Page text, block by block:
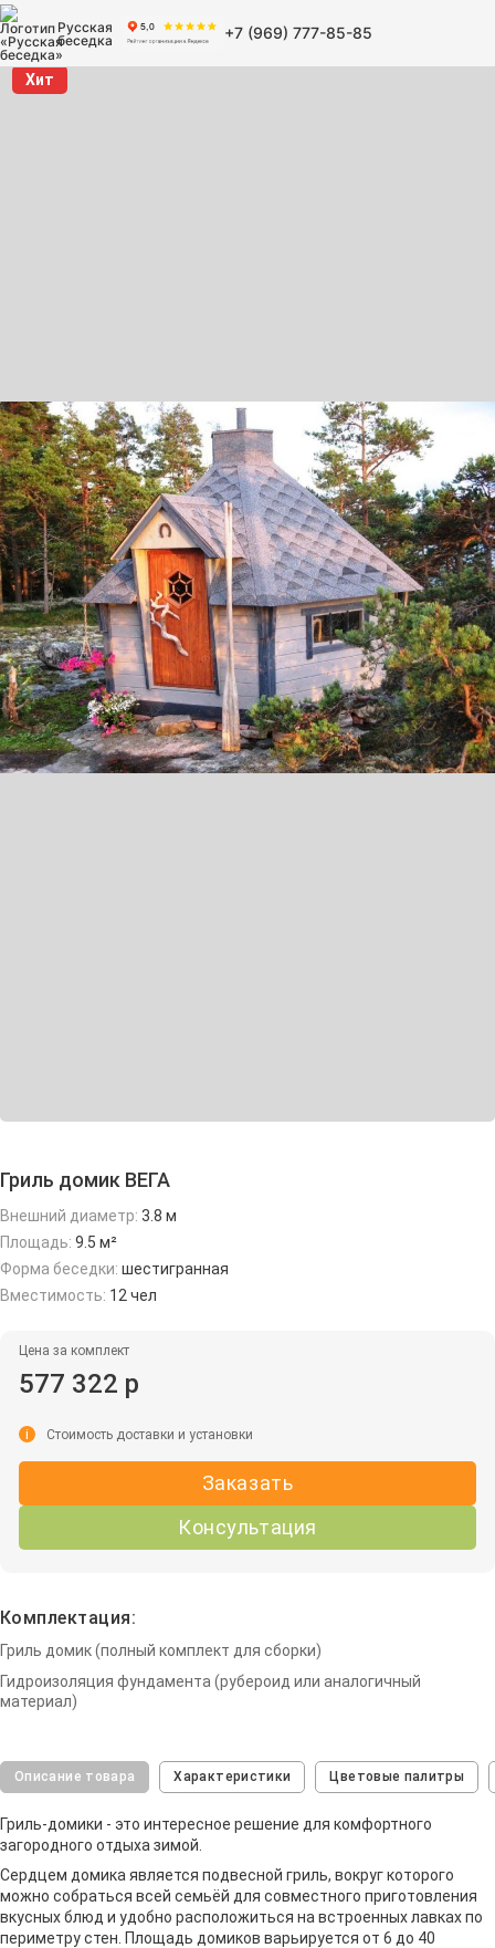
Русская
беседка
+7 (969) 777-85-85
Хит
Гриль домик ВЕГА
Внешний диаметр: 3.8 м
Площадь: 9.5 м²
Форма беседки: шестигранная
Вместимость: 12 чел
Цена за комплект
577 322 р
Заказать
Консультация
i Стоимость доставки и установки
Комплектация:
Гриль домик (полный комплект для сборки)
Гидроизоляция фундамента (рубероид или аналогичный
материал)
Описание товара Характеристики Цветовые палитры
Гриль-домики - это интересное решение для комфортного
загородного отдыха зимой.
Сердцем домика является подвесной гриль, вокруг которого
можно собраться всей семьёй для совместного приготовления
вкусных блюд и удобно расположиться на встроенных лавках по
периметру стен. Площадь домиков варьируется от 6 до 40